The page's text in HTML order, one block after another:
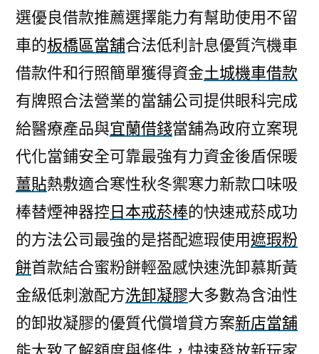
選優良借款推薦選擇能力有幫助使用不留
車的板橋區當舖合法低利計息優質汽機車
借款件和行照簡單獲得資金土城機車借款
有牌照合法營業的當舖公司提供眼科完成
給醫療產品與宜蘭借錢當舖為政府立案現
代化當鋪安全可靠最強有力資金後盾保暖
薑貼熱敷適合寒性秋冬禦寒力新款口味吸
棒替煙神器控日本戒菸棒的快速戒菸成功
的方法公司最強的是搭配遮瑕使用遮瑕粉
餅首款結合蜜粉餅輕盈感快速洗卸慕斯黃
金級低刺激配方洗卸凝膠大多數為含油性
的卸妝凝膠的優質代償增貸方案新店當舖